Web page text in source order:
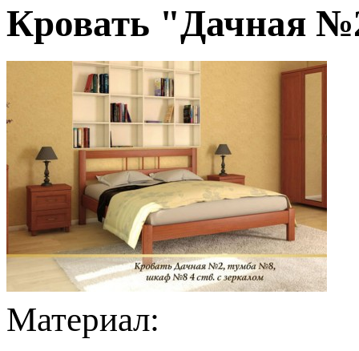
Кровать "Дачная
Материал: